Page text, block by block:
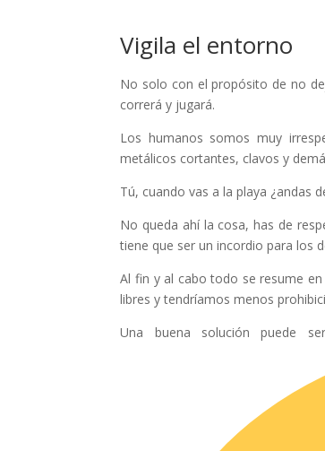
Vigila el entorno
No solo con el propósito de no
correrá y jugará.
Los humanos somos muy
metálicos cortantes, clavos y
Tú, cuando vas a la playa ¿andas
No queda ahí la cosa, has de
tiene que ser un incordio para los
Al fin y al cabo todo se resume
libres y tendríamos menos
Una buena solución puede